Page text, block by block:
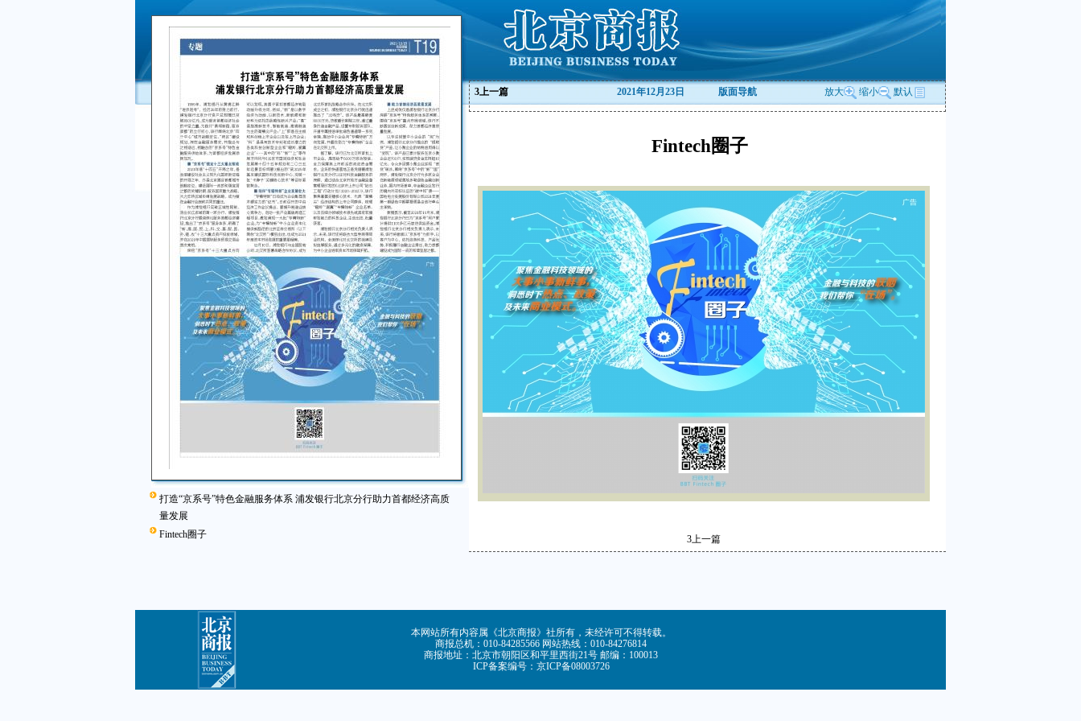
打造“京系号”特色金融服务体系 浦发银行北京分行助力首都经济高质
量发展
Fintech圈子
3上一篇 2021年12月23日 版面导航 放大 缩小 默认
Fintech圈子
3上一篇
本网站所有内容属《北京商报》社所有，未经许可不得转载。
商报总机：010-84285566 网站热线：010-84276814
商报地址：北京市朝阳区和平里西街21号 邮编：100013
ICP备案编号：京ICP备08003726